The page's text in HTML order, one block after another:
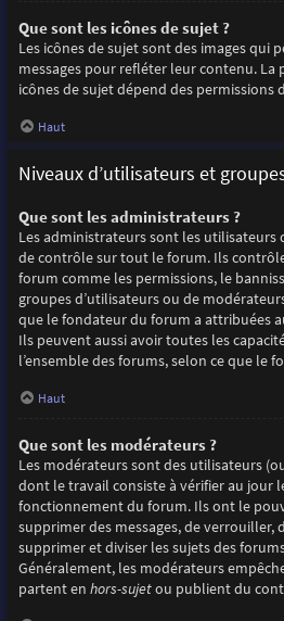
Que sont les icônes de sujet ?
Les icônes de sujet sont des images qui
messages pour refléter leur contenu. La
icônes de sujet dépend des permissions
Haut
Niveaux d’utilisateurs et
Que sont les administrateurs ?
Les administrateurs sont les
de contrôle sur tout le forum. Ils
forum comme les permissions, le
groupes d’utilisateurs ou de
que le fondateur du forum a attribuées
Ils peuvent aussi avoir toutes les
l’ensemble des forums, selon ce que le
Haut
Que sont les modérateurs ?
Les modérateurs sont des utilisateurs
dont le travail consiste à vérifier au jour
fonctionnement du forum. Ils ont le
supprimer des messages, de verrouiller,
supprimer et diviser les sujets des
Généralement, les modérateurs
partent en hors-sujetou publient du